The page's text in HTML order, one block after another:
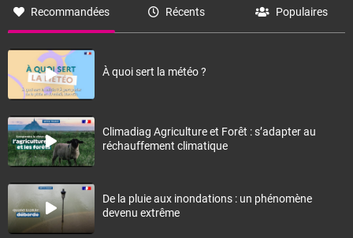
Recommandées Récents Populaires
À quoi sert la météo ?
Climadiag Agriculture et Forêt : s’adapter au
réchauffement climatique
De la pluie aux inondations : un phénomène
devenu extrême